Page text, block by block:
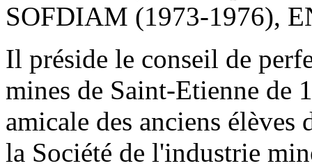
SOFDIAM (1973-1976),
Il préside le conseil de
mines de Saint-Etienne de
amicale des anciens
la Société de l'industrie